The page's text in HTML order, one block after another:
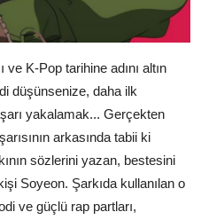
ve K-Pop tarihine adını altın
düşünsenize, daha ilk
yakalamak... Gerçekten
arkasında tabii ki
sözlerini yazan, bestesini
Soyeon. Şarkıda kullanılan o
ve güçlü rap partları,